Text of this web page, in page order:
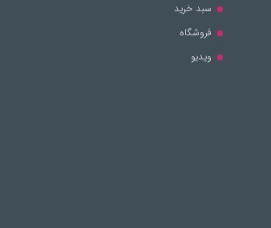
سبد خرید
فروشگاه
ویدیو